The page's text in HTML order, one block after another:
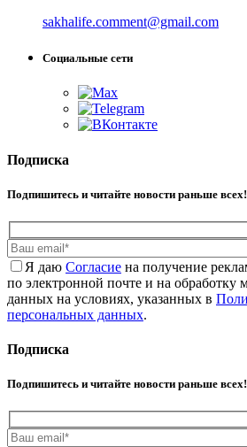
sakhalife.comment@gmail.com
Социальные сети
Подписка
Подпишитесь и читайте новости раньше всех!
Я даю Cогласие на получение
по электронной почте и на обработку
данных на условиях, указанных в
персональных данных.
Подписка
Подпишитесь и читайте новости раньше всех!